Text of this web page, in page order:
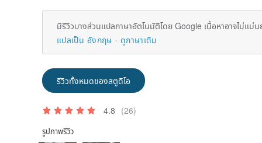
มีรีวิวบางส่วนแปลภาษาอัตโนมัติโดย Google เนื้อหาอาจไม่แม่น
แปลเป็น อังกฤษ
ดูภาษาเดิม
รีวิวทั้งหมดของสตูดิโอ
4.8 (26)
รูปภาพรีวิว